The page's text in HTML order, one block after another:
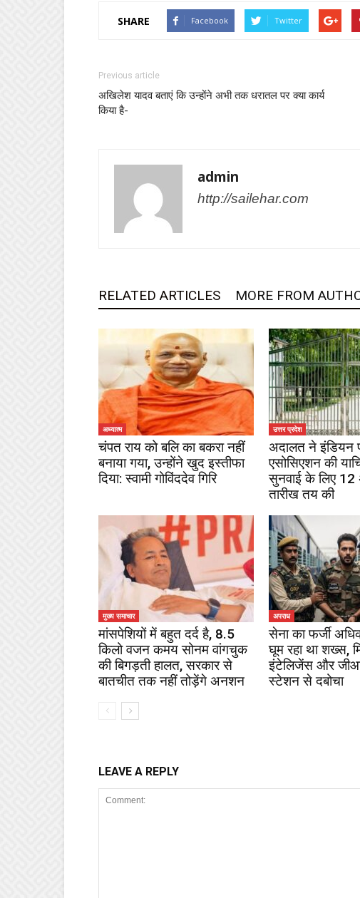
SHARE Facebook Twitter
Previous article
अखिलेश यादव बताएं कि उन्होंने अभी तक धरातल पर क्या कार्य
किया है-
admin
http://sailehar.com
RELATED ARTICLES MORE FROM
अध्यात्म
चंपत राय को बलि का बकरा नहीं
बनाया गया, उन्होंने खुद इस्तीफा
दिया: स्वामी गोविंददेव गिरि
उत्तर प्रदेश
अदालत ने इंडियन
एसोसिएशन की
सुनवाई के लिए
तारीख तय की
मुख्य समाचार
मांसपेशियों में बहुत दर्द है, 8.5
किलो वजन कमय सोनम वांगचुक
की बिगड़ती हालत, सरकार से
बातचीत तक नहीं तोड़ेंगे अनशन
अपराध
सेना का फर्जी
घूम रहा था शख्स,
इंटेलिजेंस और
स्टेशन से दबोचा
LEAVE A REPLY